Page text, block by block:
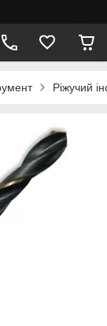
Ріжучий